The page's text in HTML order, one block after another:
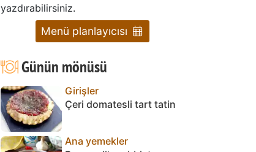
yazdırabilirsiniz.
Menü planlayıcısı
Günün mönüsü
Girişler
Çeri domatesli tart tatin
Ana yemekler